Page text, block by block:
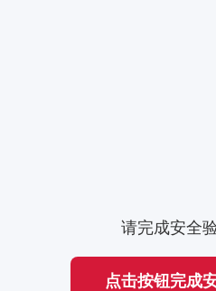
请完成安全
点击按钮完成